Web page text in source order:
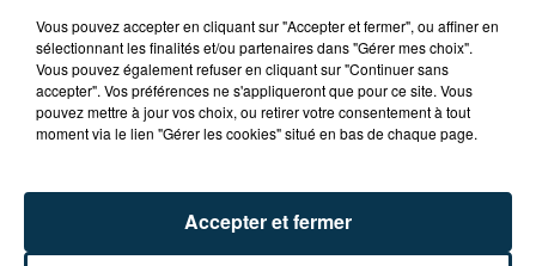
PREMIÈRE VICTOIRE POUR NOS VERTS ?
Vous pouvez accepter en cliquant sur "Accepter et fermer", ou affiner en
sélectionnant les finalités et/ou partenaires dans "Gérer mes choix".
Vous pouvez également refuser en cliquant sur "Continuer sans
accepter". Vos préférences ne s'appliqueront que pour ce site. Vous
pouvez mettre à jour vos choix, ou retirer votre consentement à tout
moment via le lien "Gérer les cookies" situé en bas de chaque page.
Accepter et fermer